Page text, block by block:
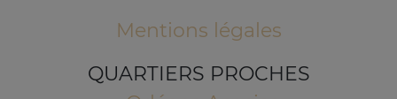
Mentions légales
QUARTIERS PROCHES